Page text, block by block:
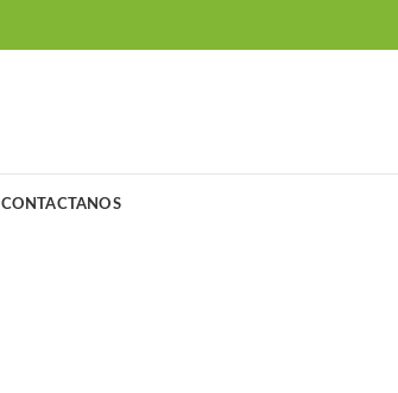
CONTACTANOS